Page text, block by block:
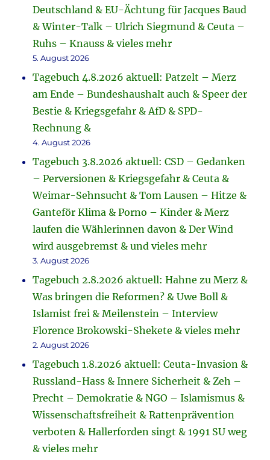
Deutschland & EU-Ächtung für Jacques Baud
& Winter-Talk – Ulrich Siegmund & Ceuta –
Ruhs – Knauss & vieles mehr
5. August 2026
Tagebuch 4.8.2026 aktuell: Patzelt – Merz
am Ende – Bundeshaushalt auch & Speer der
Bestie & Kriegsgefahr & AfD & SPD-
Rechnung &
4. August 2026
Tagebuch 3.8.2026 aktuell: CSD – Gedanken
– Perversionen & Kriegsgefahr & Ceuta &
Weimar-Sehnsucht & Tom Lausen – Hitze &
Ganteför Klima & Porno – Kinder & Merz
laufen die Wählerinnen davon & Der Wind
wird ausgebremst & und vieles mehr
3. August 2026
Tagebuch 2.8.2026 aktuell: Hahne zu Merz &
Was bringen die Reformen? & Uwe Boll &
Islamist frei & Meilenstein – Interview
Florence Brokowski-Shekete & vieles mehr
2. August 2026
Tagebuch 1.8.2026 aktuell: Ceuta-Invasion &
Russland-Hass & Innere Sicherheit & Zeh –
Precht – Demokratie & NGO – Islamismus &
Wissenschaftsfreiheit & Rattenprävention
verboten & Hallerforden singt & 1991 SU weg
& vieles mehr